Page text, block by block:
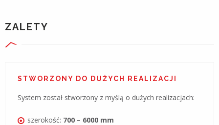
ZALETY
STWORZONY DO DUŻYCH REALIZACJI
System został stworzony z myślą o dużych realizacjach:
szerokość: 700 – 6000 mm